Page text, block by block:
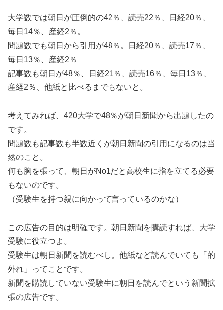
大学数では朝日が圧倒的の42％、読売22％、日経20％、
毎日14％、産経2％。
問題数でも朝日から引用が48％。日経20％、読売17％、
毎日13％、産経2％
記事数も朝日が48％、日経21％、読売16％、毎日13％、
産経2％、他紙と比べるまでもないと。
考えてみれば、420大学で48％が朝日新聞から出題したの
です。
問題数も記事数も半数近くが朝日新聞の引用になるのは当
然のこと。
何も胸を張って、朝日がNo1だと高校生に指を立てる必要
もないのです。
（受験生を持つ親に向かって言っているのかな）
この広告の目的は明確です。朝日新聞を購読すれば、大学
受験に役立つよ。
受験生は朝日新聞を読むべし。他紙など読んでいても「的
外れ」ってことです。
新聞を購読していない受験生に朝日を読んでという新聞拡
張の広告です。